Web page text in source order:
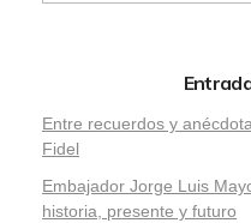
Entre recuerdos y
Fidel
Embajador Jorge Luis
historia, presente y futuro